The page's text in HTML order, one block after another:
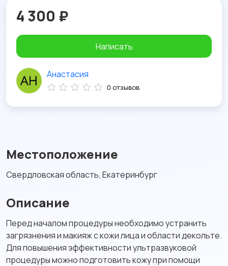
Местоположение
Свердловская область, Екатеринбург
Описание
Перед началом процедуры необходимо устранить
загрязнения и макияж с кожи лица и области декольте.
Для повышения эффективности ультразвуковой
процедуры можно подготовить кожу при помощи
4 300 ₽
Написать
Анастасия
0 отзывов